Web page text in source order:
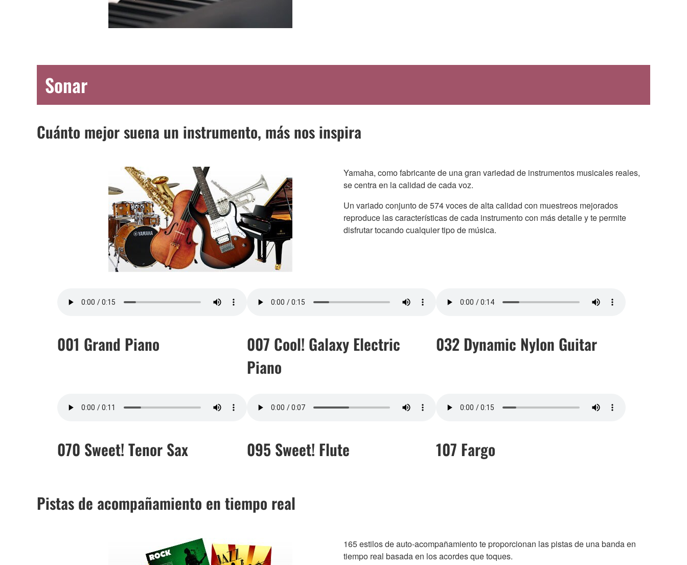
Sonar
Cuánto mejor suena un instrumento, más nos inspira
Yamaha, como fabricante de una gran variedad de instrumentos musicales reales,
se centra en la calidad de cada voz.
Un variado conjunto de 574 voces de alta calidad con muestreos mejorados
reproduce las características de cada instrumento con más detalle y te permite
disfrutar tocando cualquier tipo de música.
001 Grand Piano
007 Cool! Galaxy Electric
Piano
032 Dynamic Nylon Guitar
070 Sweet! Tenor Sax 095 Sweet! Flute 107 Fargo
Pistas de acompañamiento en tiempo real
165 estilos de auto-acompañamiento te proporcionan las pistas de una banda en
tiempo real basada en los acordes que toques.